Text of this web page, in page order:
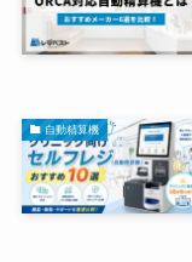
自動精算機